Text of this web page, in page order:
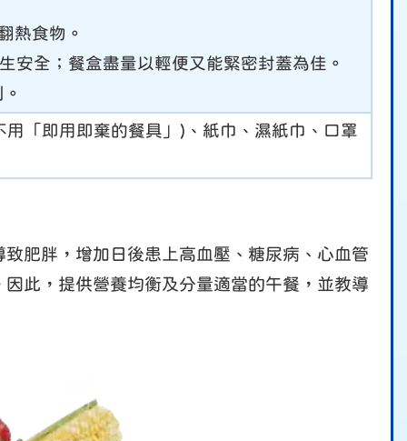
熱食物。
安全；餐盒盡量以輕便又能緊密封蓋為佳。
「即用即棄的餐具」)、紙巾、濕紙巾、口罩
肥胖，增加日後患上高血壓、糖尿病、心血管
此，提供營養均衡及分量適當的午餐，並教導